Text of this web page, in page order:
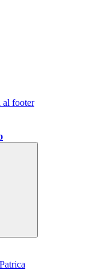
al footer